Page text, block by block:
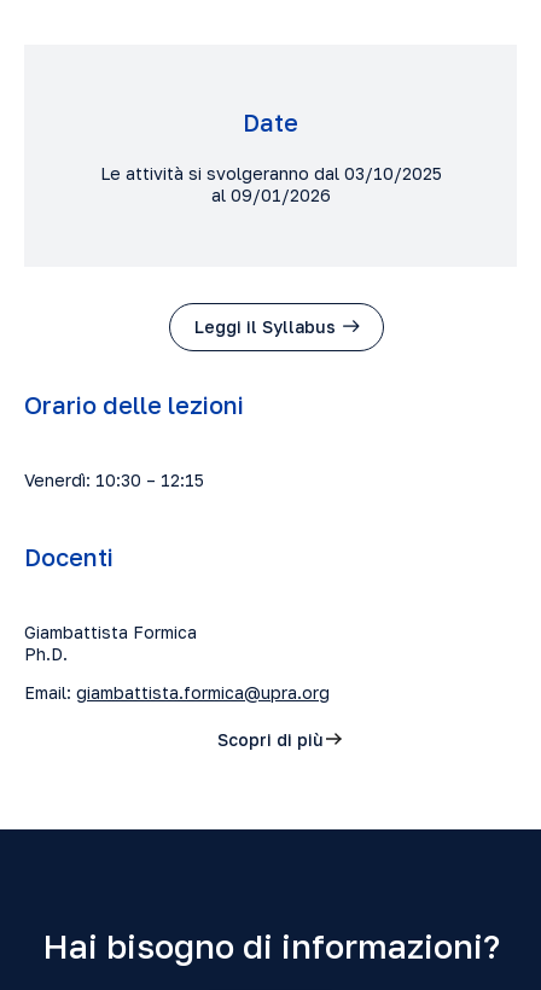
Date
Le attività si svolgeranno dal 03/10/2025
al 09/01/2026
Leggi il Syllabus
Orario delle lezioni
Venerdì: 10:30 – 12:15
Docenti
Giambattista Formica
Ph.D.
Email: giambattista.formica@upra.org
Scopri di più
Hai bisogno di informazioni?